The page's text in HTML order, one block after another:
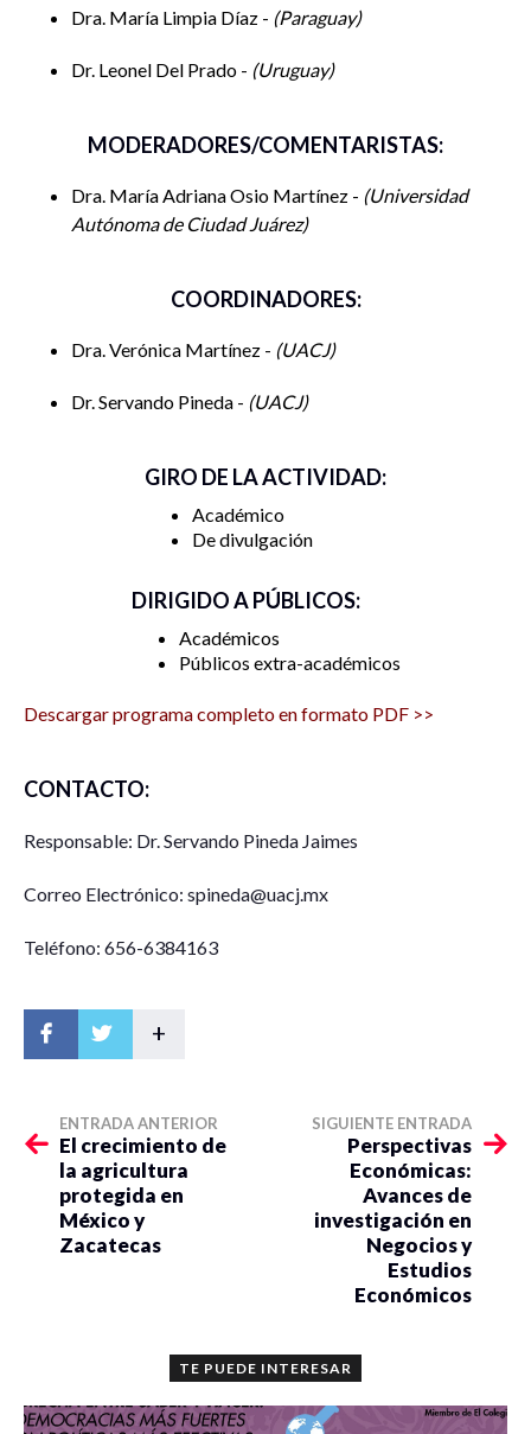
Dra. María Limpia Díaz - Paraguay
Dr. Leonel Del Prado - Uruguay
MODERADORES/COMENTARISTAS:
Dra. María Adriana Osio Martínez - Universidad
Autónoma de Ciudad Juárez
COORDINADORES:
Dra. Verónica Martínez - UACJ
Dr. Servando Pineda - UACJ
GIRO DE LA ACTIVIDAD:
Académico
De divulgación
DIRIGIDO A PÚBLICOS:
Académicos
Públicos extra-académicos
Descargar programa completo en formato PDF >>
CONTACTO:
Responsable: Dr. Servando Pineda Jaimes
Correo Electrónico: spineda@uacj.mx
Teléfono: 656-6384163
+
ENTRADA ANTERIOR
El crecimiento de
la agricultura
protegida en
México y
Zacatecas
SIGUIENTE ENTRADA
Perspectivas
Económicas:
Avances de
investigación en
Negocios y
Estudios
Económicos
TE PUEDE INTERESAR